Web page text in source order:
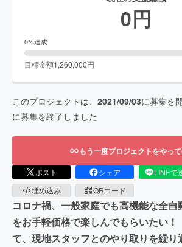
0円
0%達成
目標金額1,260,000円
このプロジェクトは、 2021/09/03に募集を
に募集を終了しました
もう一度プロジェクトをやっ
ポスト シェア LINEで
埋め込み
QRコード
コロナ禍、一般家庭でも高機能な全自
をお手軽価格で楽しんでもらいたい
て、現地スタッフとのやり取りを繰り